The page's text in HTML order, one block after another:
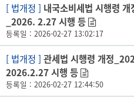
[ 법개정 ] 내국소비세법 시행령
_2026. 2.27 시행 등
등록일 : 2026-02-27 13:02:17
[ 법개정 ] 관세법 시행령 개정
2026.2.27 시행 등
등록일 : 2026-02-27 12:44:50